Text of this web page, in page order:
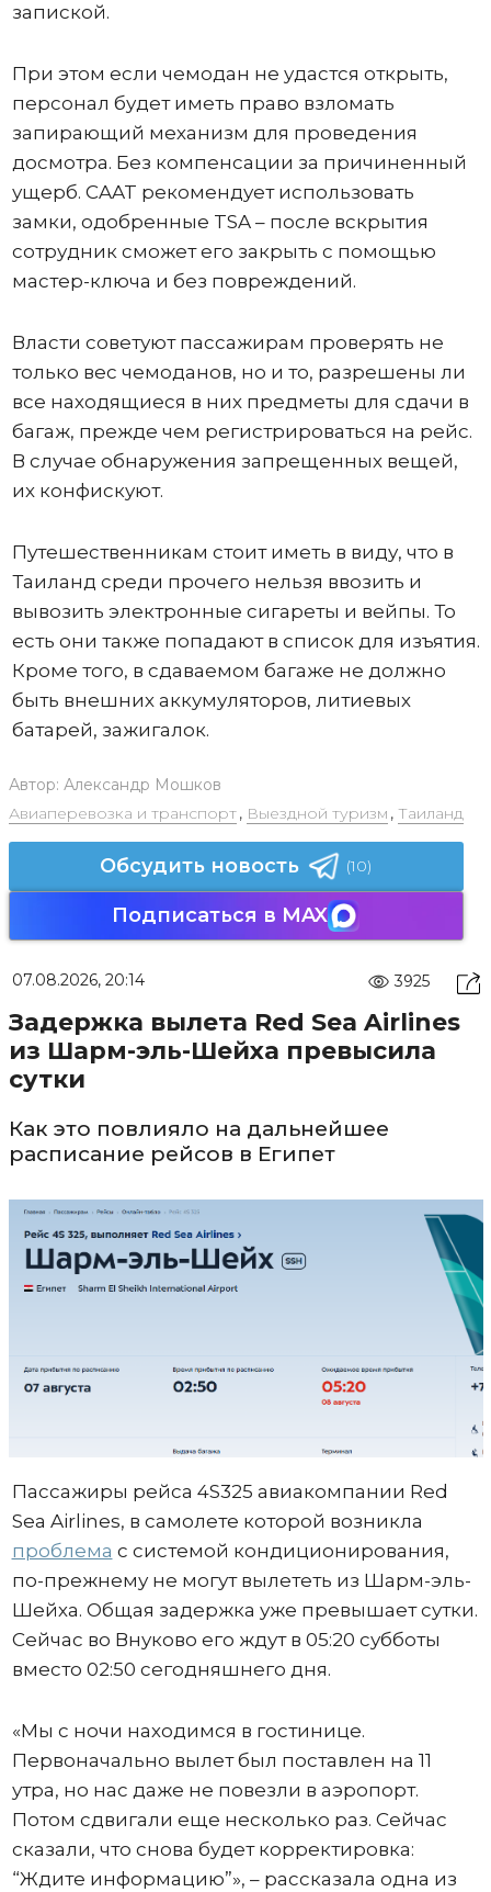
запиской.
При этом если чемодан не удастся открыть,
персонал будет иметь право взломать
запирающий механизм для проведения
досмотра. Без компенсации за причиненный
ущерб. CAAT рекомендует использовать
замки, одобренные TSA – после вскрытия
сотрудник сможет его закрыть с помощью
мастер-ключа и без повреждений.
Власти советуют пассажирам проверять не
только вес чемоданов, но и то, разрешены ли
все находящиеся в них предметы для сдачи в
багаж, прежде чем регистрироваться на рейс.
В случае обнаружения запрещенных вещей,
их конфискуют.
Путешественникам стоит иметь в виду, что в
Таиланд среди прочего нельзя ввозить и
вывозить электронные сигареты и вейпы. То
есть они также попадают в список для изъятия.
Кроме того, в сдаваемом багаже не должно
быть внешних аккумуляторов, литиевых
батарей, зажигалок.
Автор: Александр Мошков
Авиаперевозка и транспорт, Выездной туризм , Таиланд
Обсудить новость (10)
Подписаться в MAX
07.08.2026, 20:14 3925
Задержка вылета Red Sea Airlines
из Шарм-эль-Шейха превысила
сутки
Как это повлияло на дальнейшее
расписание рейсов в Египет
Пассажиры рейса 4S325 авиакомпании Red
Sea Airlines, в самолете которой возникла
проблема с системой кондиционирования,
по-прежнему не могут вылететь из Шарм-эль-
Шейха. Общая задержка уже превышает сутки.
Сейчас во Внуково его ждут в 05:20 субботы
вместо 02:50 сегодняшнего дня.
«Мы с ночи находимся в гостинице.
Первоначально вылет был поставлен на 11
утра, но нас даже не повезли в аэропорт.
Потом сдвигали еще несколько раз. Сейчас
сказали, что снова будет корректировка:
“Ждите информацию”», – рассказала одна из